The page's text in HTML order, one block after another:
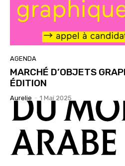
AGENDA
MARCHÉ D’OBJETS
ÉDITION
Aurelie - 1 Mai 2025